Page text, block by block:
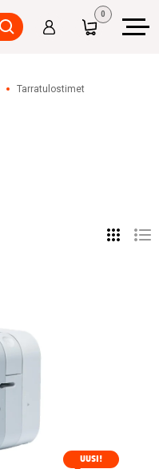
0
Tarratulostimet
UUSI!